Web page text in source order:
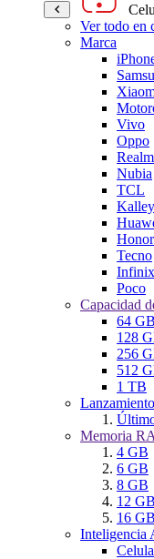
Ver todo en
Marca
Vivo
Oppo
Nubia
TCL
Kalley
Honor
Tecno
Infinix
Poco
Capacidad
64 GB
128
256
512
1 TB
Memoria
4 GB
6 GB
8 GB
12 GB
16 GB
Inteligencia